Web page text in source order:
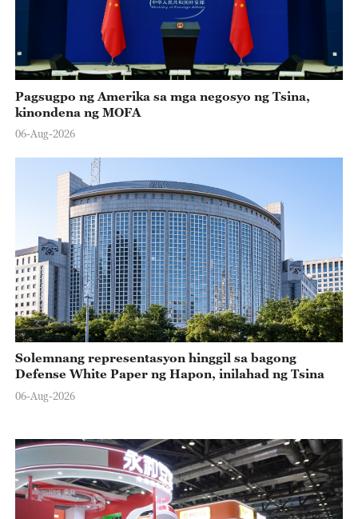
Pagsugpo ng Amerika sa mga negosyo ng Tsina,
kinondena ng MOFA
06-Aug-2026
Solemnang representasyon hinggil sa bagong
Defense White Paper ng Hapon, inilahad ng Tsina
06-Aug-2026